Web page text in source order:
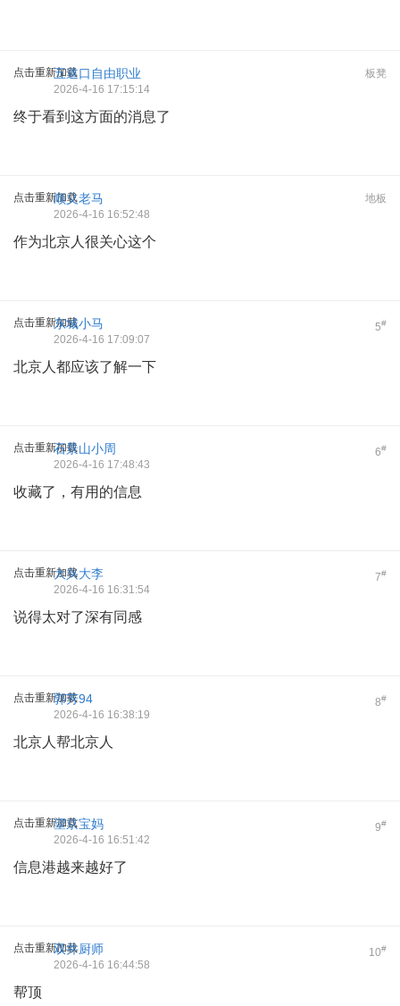
点击重新加载 板凳
五道口自由职业
2026-4-16 17:15:14
终于看到这方面的消息了
点击重新加载 地板
顺义老马
2026-4-16 16:52:48
作为北京人很关心这个
点击重新加载 5#
东城小马
2026-4-16 17:09:07
北京人都应该了解一下
点击重新加载 6#
石景山小周
2026-4-16 17:48:43
收藏了，有用的信息
点击重新加载 7#
大兴大李
2026-4-16 16:31:54
说得太对了深有同感
点击重新加载 8#
郭芳94
2026-4-16 16:38:19
北京人帮北京人
点击重新加载 9#
望京宝妈
2026-4-16 16:51:42
信息港越来越好了
点击重新加载 10#
双井厨师
2026-4-16 16:44:58
帮顶